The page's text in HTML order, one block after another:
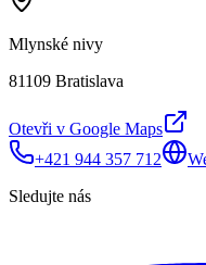
Mlynské nivy
81109 Bratislava
Otevři v Google Maps
+421 944 357 712
Sledujte nás